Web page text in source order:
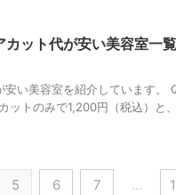
カット代が安い美容室一覧
い美容室を紹介しています。
ットのみで1,200円（税込）と
5 6 7 …